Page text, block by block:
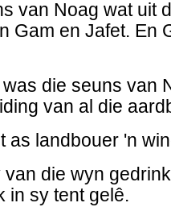
van Noag wat uit
Gam en Jafet. En
die seuns van
van al die
as landbouer 'n
van die wyn
in sy tent gelê.